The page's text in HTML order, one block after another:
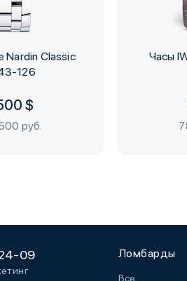
Nardin Classic
126
$
руб.
Часы
09 Ломбарды
Все